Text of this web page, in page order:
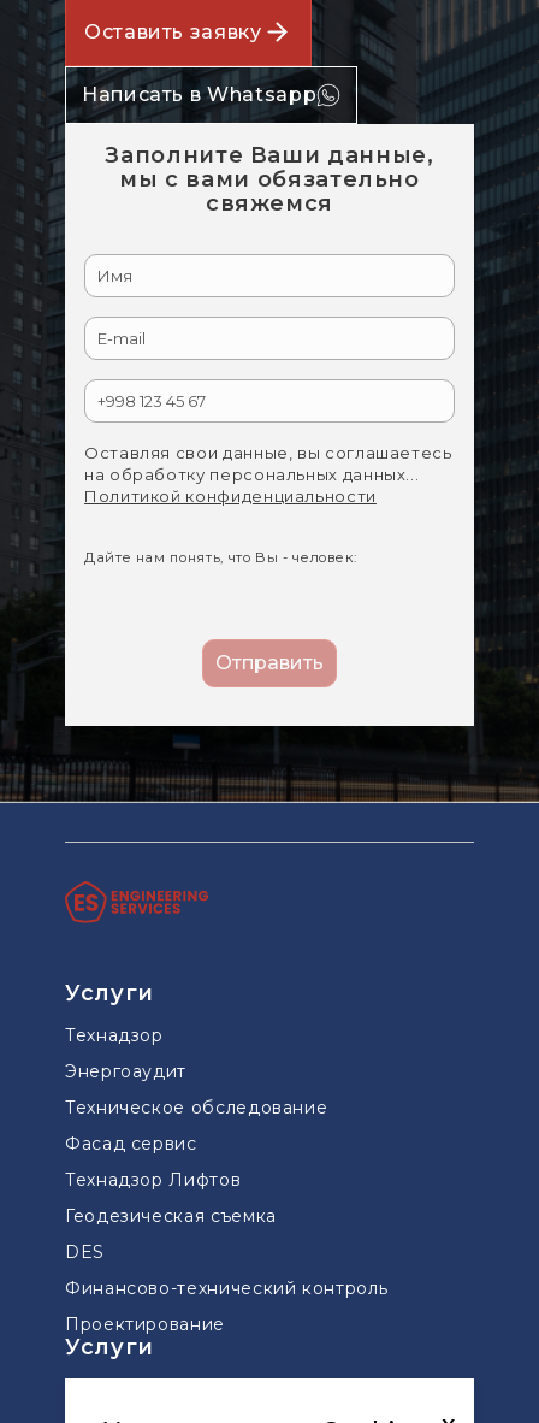
Оставить заявку
Написать в Whatsapp
Заполните Ваши данные,
мы с вами обязательно
свяжемся
Оставляя свои данные, вы соглашаетесь
на обработку персональных данных...
Политикой конфиденциальности
Дайте нам понять, что Вы - человек:
Услуги
Технадзор
Энергоаудит
Техническое обследование
Фасад сервис
Технадзор Лифтов
Геодезическая съемка
DES
Финансово-технический контроль
Проектирование
Услуги